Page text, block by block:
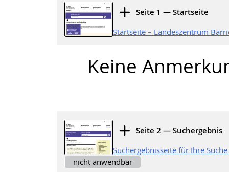
Seite 1 — Startseite
Startseite – Landeszentrum
Keine
Seite 2 — Suchergebnis
Suchergebnisseite für Ihre
nicht anwendbar